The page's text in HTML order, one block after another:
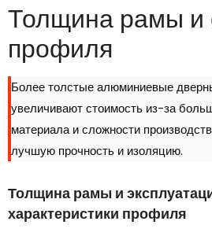
Толщина рамы и
профиля
Более толстые алюминиевые
увеличивают стоимость из-за
материала и сложности
лучшую прочность и изоляцию.
Толщина рамы и
характеристики профиля